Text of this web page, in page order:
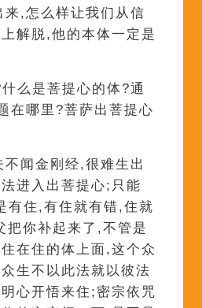
,怎么样让我们从信
解脱,他的本体一定是
么是菩提心的体?通
在哪里?菩萨出菩提心
闻金刚经,很难生出
进入出菩提心;只能
有住,有住就有错,住就
你补起来了,不管是
在住的体上面,这个众
生不以此法就以彼法
心开悟来住;密宗依咒